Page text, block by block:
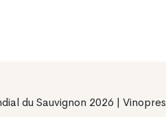
du Sauvignon 2026 | Vinopres